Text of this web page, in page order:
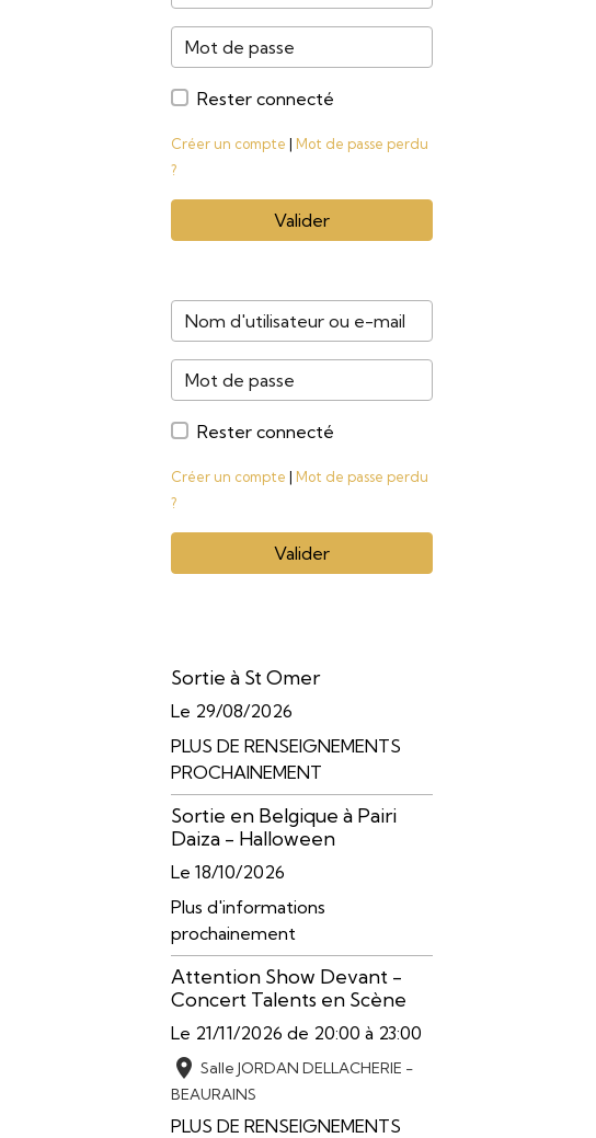
Rester connecté
Créer un compte | Mot de passe perdu
?
Valider
Rester connecté
Créer un compte | Mot de passe perdu
?
Valider
Sortie à St Omer
Le 29/08/2026
PLUS DE RENSEIGNEMENTS
PROCHAINEMENT
Sortie en Belgique à Pairi
Daiza - Halloween
Le 18/10/2026
Plus d'informations
prochainement
Attention Show Devant -
Concert Talents en Scène
Le 21/11/2026 de 20:00 à 23:00
Salle JORDAN DELLACHERIE -
BEAURAINS
PLUS DE RENSEIGNEMENTS